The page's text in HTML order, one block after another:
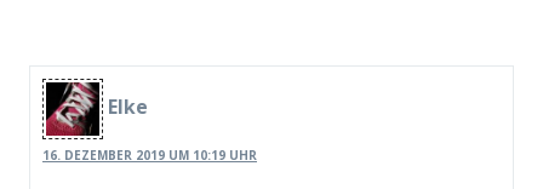
Elke
16. DEZEMBER 2019 UM 10:19 UHR